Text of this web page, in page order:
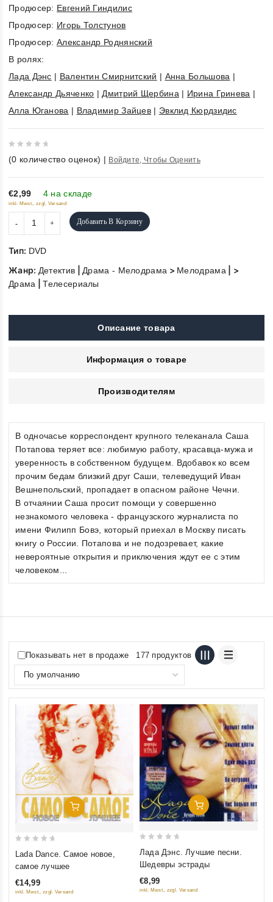
Продюсер: Евгений Гиндилис
Продюсер: Игорь Толстунов
Продюсер:Александр Роднянский
В ролях:
Лада Дэнс | Валентин Смирнитский | Анна Большова |
Александр Дьяченко |Дмитрий Щербина| Ирина Гринева |
Алла Юганова | Владимир Зайцев | Эвклид Кюрдзидис
out
of
5
(0 количество оценок) | Войдите, Чтобы Оценить
€2,99 4 на складе
inkl. Mwst., zzgl. Versand
Добавить В Корзину
Тип: DVD
Жанр: Детектив Драма - Мелодрама > Мелодрама | >
Драма |Телесериалы
Описание товара
Информация о товаре
Производителям
В одночасье корреспондент крупного телеканала Саша
Потапова теряет все: любимую работу, красавца-мужа и
уверенность в собственном будущем. Вдобавок ко всем
прочим бедам близкий друг Саши, телеведущий Иван
Вешнепольский, пропадает в опасном районе Чечни.
В отчаянии Саша просит помощи у совершенно
незнакомого человека - французского журналиста по
имени Филипп Бовэ, который приехал в Москву писать
книгу о России. Потапова и не подозревает, какие
невероятные открытия и приключения ждут ее с этим
человеком...
Показывать нет в продаже 177 продуктов
Добавить В Корзину
5
Lada Dance. Самое новое,
самое лучшее
€14,99
inkl. Mwst., zzgl. Versand
Добавить В Корзину
out
5
Лада Дэнс. Лучшие песни.
Шедевры эстрады
€8,99
inkl. Mwst., zzgl. Versand